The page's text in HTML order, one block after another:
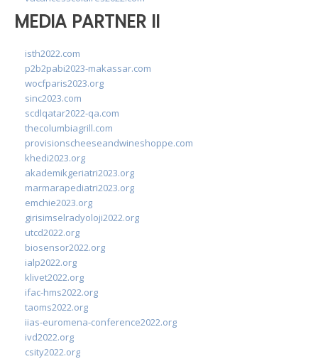
MEDIA PARTNER II
isth2022.com
p2b2pabi2023-makassar.com
wocfparis2023.org
sinc2023.com
scdlqatar2022-qa.com
thecolumbiagrill.com
provisionscheeseandwineshoppe.com
khedi2023.org
akademikgeriatri2023.org
marmarapediatri2023.org
emchie2023.org
girisimselradyoloji2022.org
utcd2022.org
biosensor2022.org
ialp2022.org
klivet2022.org
ifac-hms2022.org
taoms2022.org
iias-euromena-conference2022.org
ivd2022.org
csity2022.org